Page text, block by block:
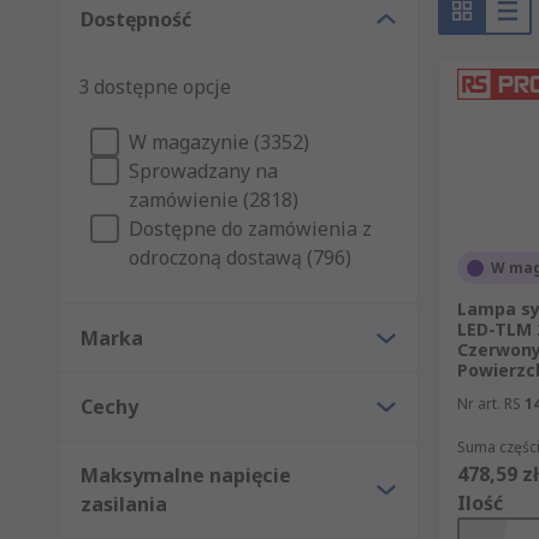
Różne zastosowania sygnalizatorów
Mimo że istnieje wiele różnych zastosowań, do
Alarmy przeciwpożarowe
Ostrzeżenia ochrony
Awarie maszyn
Ruch w magazynach, na przykład wózków
Działania awaryjne
Sygnalizatorów akustycznych i świetlnych można
dobraniu wersji odpornej na warunki pogodowe.
Jaka jest różnica między sygnalizacją
Dostępność
3 dostępne opcje
W magazynie (3352)
Sprowadzany na
zamówienie (2818)
Dostępne do zamówienia z
odroczoną dostawą (796)
Marka
Cechy
Maksymalne napięcie
zasilania
W
Lampa
LED-
Nr art. RS
Suma
478,59 zł
Ilość